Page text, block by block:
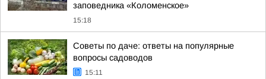
заповедника «Коломенское»
15:18
Советы по даче: ответы на популярные
вопросы садоводов
15:11